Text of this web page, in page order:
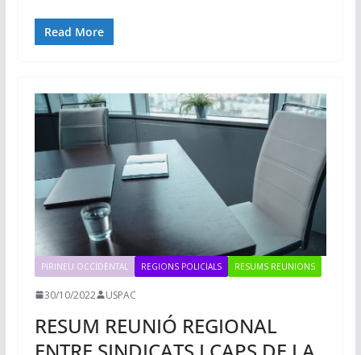
Read More
PIRINEU OCCIDENTAL REGIONS POLICIALS RESUMS REUNIONS
30/10/2022 USPAC
RESUM REUNIÓ REGIONAL